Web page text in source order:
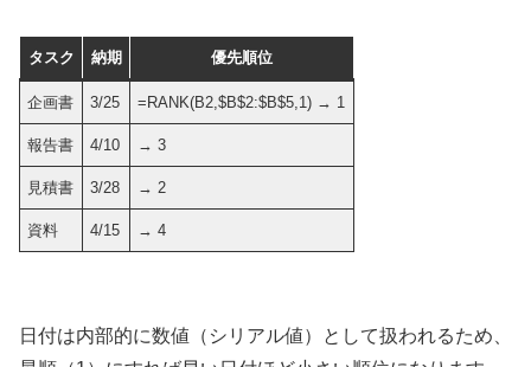
タスク 納期 優先順位
企画書 3/25 =RANK(B2,$B$2:$B$5,1) → 1
報告書 4/10 → 3
見積書 3/28 → 2
資料 4/15 → 4
日付は内部的に数値（シリアル値）として扱われるため、